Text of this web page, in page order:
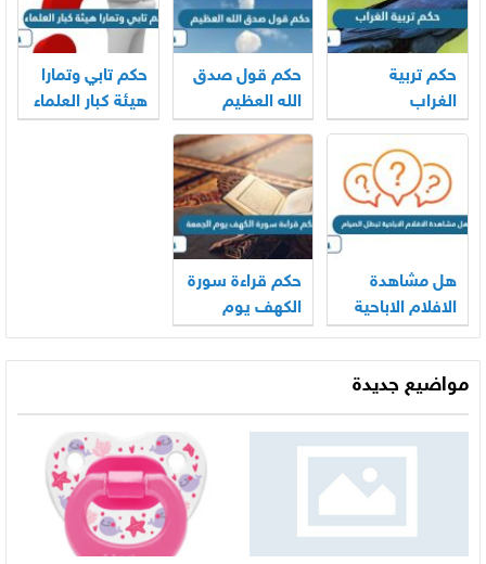
حكم تربية
الغراب
حكم قول صدق
الله العظيم
حكم تابي وتمارا
هيئة كبار العلماء
هل مشاهدة
الافلام الاباحية
تبطل الصيام
حكم قراءة سورة
الكهف يوم
الجمعة
مواضيع جديدة